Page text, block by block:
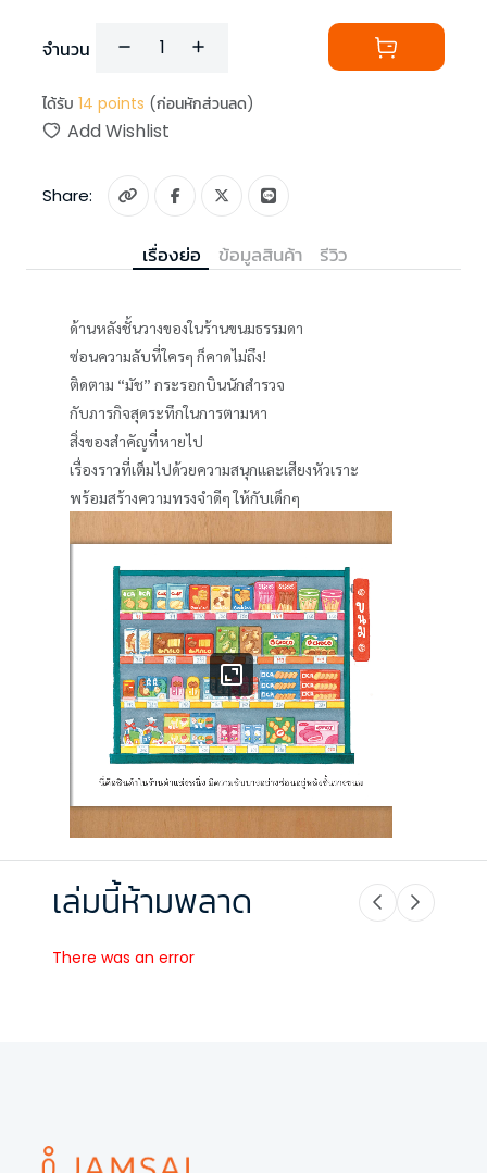
จำนวน
ได้รับ 14 points (ก่อนหักส่วนลด)
Add Wishlist
Share:
เรื่องย่อ ข้อมูลสินค้า รีวิว
ด้านหลังชั้นวางของในร้านขนมธรรมดา
ซ่อนความลับที่ใครๆ ก็คาดไม่ถึง!
ติดตาม “มัช” กระรอกบินนักสำรวจ
กับภารกิจสุดระทึกในการตามหา
สิ่งของสำคัญที่หายไป
เรื่องราวที่เต็มไปด้วยความสนุกและเสียงหัวเราะ
พร้อมสร้างความทรงจำดีๆ ให้กับเด็กๆ
เล่มนี้ห้ามพลาด
There was an error